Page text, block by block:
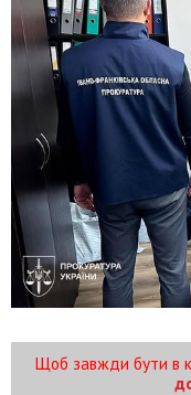
Щоб завжди бути в